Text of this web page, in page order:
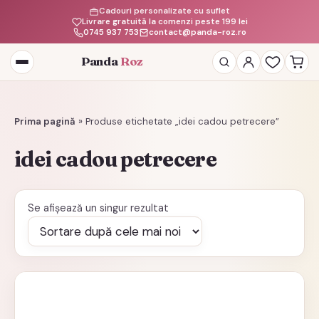
Livrare gratuită la comenzi peste 199 lei
Cadouri personalizate cu suflet
0745 937 753
contact@panda-roz.ro
Deschide
meniul
Panda Roz
Prima pagină » Produse etichetate „idei cadou petrecere”
idei cadou petrecere
Se afișează un singur rezultat
Acest